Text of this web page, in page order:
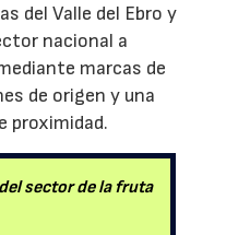
del Valle del Ebro y
nacional a
marcas de
de origen y una
proximidad.
sector de la fruta